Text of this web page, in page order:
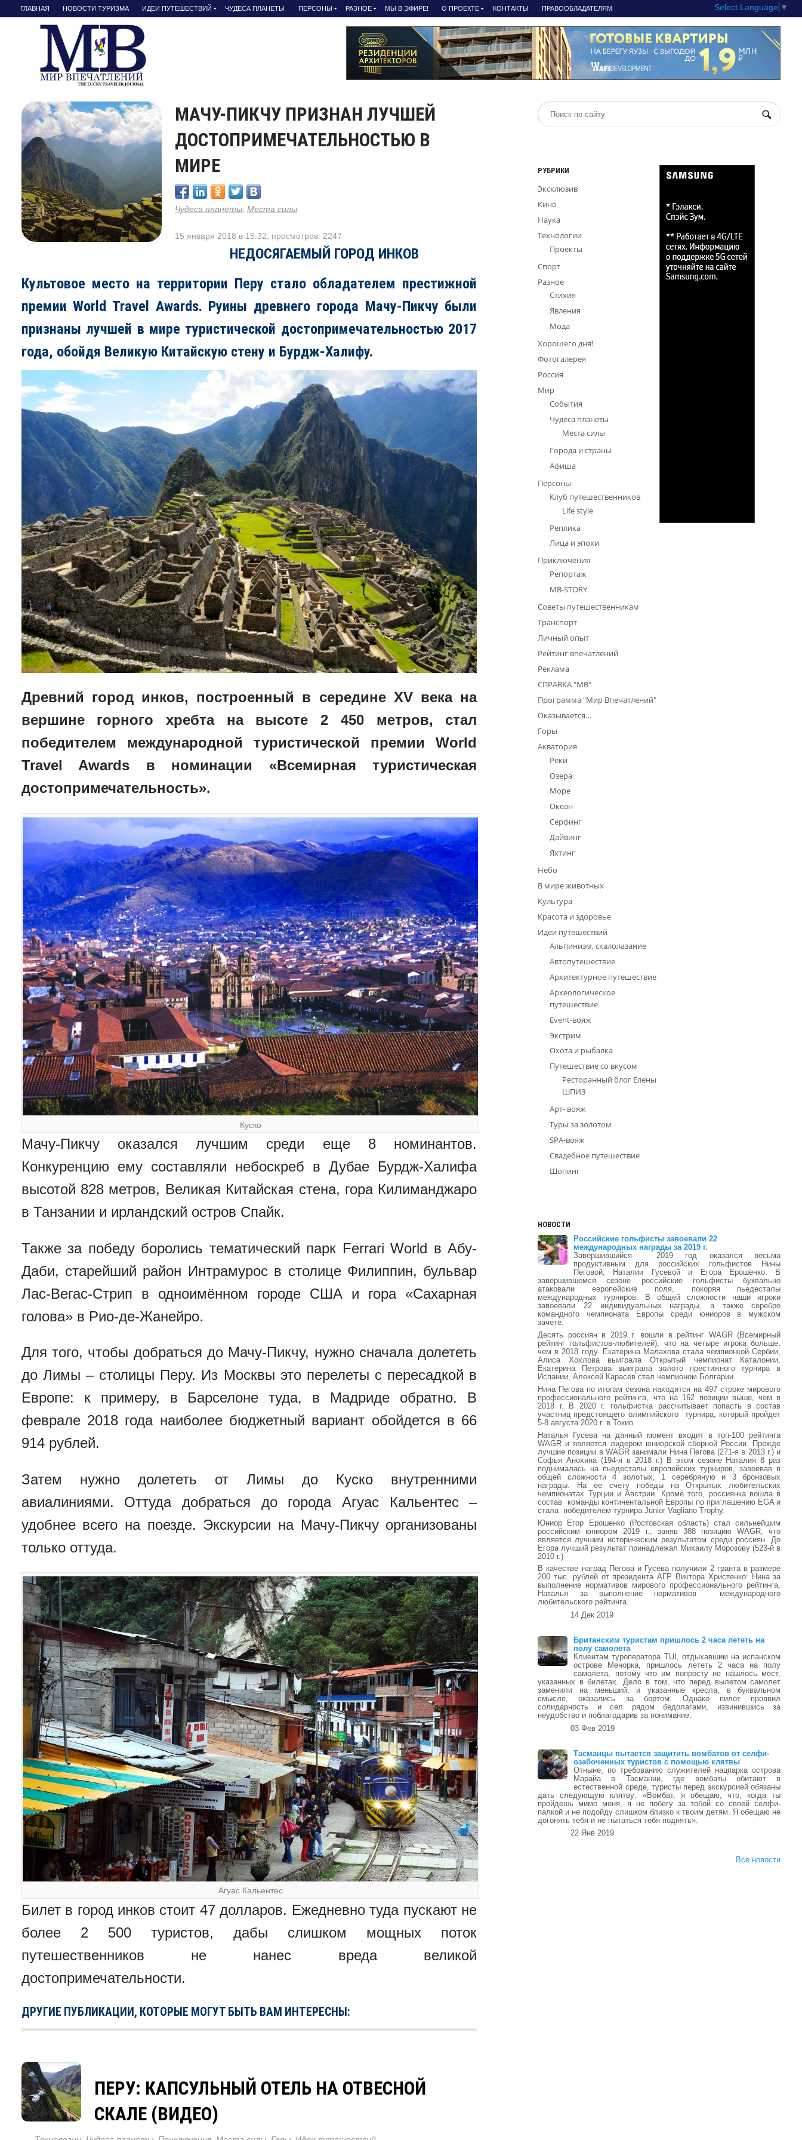
ГЛАВНАЯ НОВОСТИ ТУРИЗМА ИДЕИ ПУТЕШЕСТВИЙ ЧУДЕСА ПЛАНЕТЫ ПЕРСОНЫ РАЗНОЕ МЫ В ЭФИРЕ! О ПРОЕКТЕ КОНТАКТЫ ПРАВООБЛАДАТЕЛЯМ Select Language ▼
МАЧУ-ПИКЧУ ПРИЗНАН ЛУЧШЕЙ
ДОСТОПРИМЕЧАТЕЛЬНОСТЬЮ В
МИРЕ
Чудеса планеты ,Места силы
15 января 2018 в 15:32, просмотров: 2247
НЕДОСЯГАЕМЫЙ ГОРОД ИНКОВ
Культовое место на территории Перу стало обладателем престижной
премии World Travel Awards. Руины древнего города Мачу-Пикчу были
признаны лучшей в мире туристической достопримечательностью 2017
года, обойдя Великую Китайскую стену и Бурдж-Халифу.
Древний город инков, построенный в середине XV века на
вершине горного хребта на высоте 2 450 метров, стал
победителем международной туристической премии World
Travel Awards в номинации «Всемирная туристическая
достопримечательность».
Куско
Мачу-Пикчу оказался лучшим среди еще 8 номинантов.
Конкуренцию ему составляли небоскреб в Дубае Бурдж-Халифа
высотой 828 метров, Великая Китайская стена, гора Килиманджаро
в Танзании и ирландский остров Спайк.
Также за победу боролись тематический парк Ferrari World в Абу-
Даби, старейший район Интрамурос в столице Филиппин, бульвар
Лас-Вегас-Стрип в одноимённом городе США и гора «Сахарная
голова» в Рио-де-Жанейро.
Для того, чтобы добраться до Мачу-Пикчу, нужно сначала долететь
до Лимы – столицы Перу. Из Москвы это перелеты с пересадкой в
Европе: к примеру, в Барселоне туда, в Мадриде обратно. В
феврале 2018 года наиболее бюджетный вариант обойдется в 66
914 рублей.
Затем нужно долететь от Лимы до Куско внутренними
авиалиниями. Оттуда добраться до города Агуас Кальентес –
удобнее всего на поезде. Экскурсии на Мачу-Пикчу организованы
только оттуда.
Агуас Кальентес
Билет в город инков стоит 47 долларов. Ежедневно туда пускают не
более 2 500 туристов, дабы слишком мощных поток
путешественников не нанес вреда великой
достопримечательности.
ДРУГИЕ ПУБЛИКАЦИИ, КОТОРЫЕ МОГУТ БЫТЬ ВАМ ИНТЕРЕСНЫ:
ПЕРУ: КАПСУЛЬНЫЙ ОТЕЛЬ НА ОТВЕСНОЙ
СКАЛЕ (ВИДЕО)
РУБРИКИ
Эксклюзив
Кино
Наука
Технологии
Проекты
Спорт
Разное
Стихия
Явления
Мода
Хорошего дня!
Фотогалерея
Россия
Мир
События
Чудеса планеты
Места силы
Города и страны
Афиша
Персоны
Клуб путешественников
Life style
Реплика
Лица и эпохи
Приключения
Репортаж
МВ-STORY
Советы путешественникам
Транспорт
Личный опыт
Рейтинг впечатлений
Реклама
СПРАВКА "МВ"
Программа "Мир Впечатлений"
Оказывается…
Горы
Акватория
Реки
Озера
Море
Океан
Серфинг
Дайвинг
Яхтинг
Небо
В мире животных
Культура
Красота и здоровье
Идеи путешествий
Альпинизм, скалолазание
Автопутешествие
Архитектурное путешествие
Археологическое
путешествие
Event-вояж
Экстрим
Охота и рыбалка
Путешествие со вкусом
Ресторанный блог Елены
ШПИЗ
Арт- вояж
Туры за золотом
SPA-вояж
Свадебное путешествие
Шопинг
НОВОСТИ
Российские гольфисты завоевали 22
международных награды за 2019 г.
Завершившийся 2019 год оказался весьма
продуктивным для российских гольфистов Нины
Пеговой, Наталии Гусевой и Егора Ерошенко. В
завершившемся сезоне российские гольфисты буквально
атаковали европейские поля, покоряя пьедесталы
международных турниров. В общей сложности наши игроки
завоевали 22 индивидуальных награды, а также серебро
командного чемпионата Европы среди юниоров в мужском
зачете.
Десять россиян в 2019 г. вошли в рейтинг WAGR (Всемирный
рейтинг гольфистов-любителей), что на четыре игрока больше,
чем в 2018 году. Екатерина Малахова стала чемпионкой Сербии,
Алиса Хохлова выиграла Открытый чемпионат Каталонии,
Екатерина Петрова выиграла золото престижного турнира в
Испании, Алексей Карасев стал чемпионом Болгарии.
Нина Пегова по итогам сезона находится на 497 строке мирового
профессионального рейтинга, что на 162 позиции выше, чем в
2018 г. В 2020 г. гольфистка рассчитывает попасть в состав
участниц предстоящего олимпийского турнира, который пройдет
5-8 августа 2020 г. в Токио.
Наталья Гусева на данный момент входит в топ-100 рейтинга
WAGR и является лидером юниорской сборной России. Прежде
лучшие позиции в WAGR занимали Нина Пегова (271-я в 2013 г.) и
Софья Анохина (194-я в 2018 г.) В этом сезоне Наталия 8 раз
поднималась на пьедесталы европейских турниров, завоевав в
общей сложности 4 золотых, 1 серебряную и 3 бронзовых
награды. На ее счету победы на Открытых любительских
чемпионатах Турции и Австрии. Кроме того, россиянка вошла в
состав команды континентальной Европы по приглашению EGA и
стала победителем турнира Junior Vagliano Trophy.
Юниор Егор Ерошенко (Ростовская область) стал сильнейшим
российским юниором 2019 г., заняв 388 позицию WAGR, что
является лучшим историческим результатом среди россиян. До
Егора лучший результат принадлежал Михаилу Морозову (523-й в
2010 г.)
В качестве наград Пегова и Гусева получили 2 гранта в размере
200 тыс. рублей от президента АГР Виктора Христенко: Нина за
выполнение нормативов мирового профессионального рейтинга,
Наталья за выполнение нормативов международного
любительского рейтинга.
14 Дек 2019
Британским туристам пришлось 2 часа лететь на
полу самолета
Клиентам туроператора TUI, отдыхавшим на испанском
острове Менорка, пришлось лететь 2 часа на полу
самолета, потому что им попросту не нашлось мест,
указанных в билетах. Дело в том, что перед вылетом самолет
заменили на меньший, и указанные кресла, в буквальном
смысле, оказались за бортом. Однако пилот проявил
солидарность и сел рядом бедолагами, извинившись за
неудобство и поблагодарив за понимание.
03 Фев 2019
Тасманцы пытается защитить вомбатов от селфи-
озабоченных туристов с помощью клятвы
Отныне, по требованию служителей нацпарка острова
Марайа в Тасмании, где вомбаты обитают в
естественной среде, туристы перед экскурсией обязаны
дать следующую клятву: «Вомбат, я обещаю, что, когда ты
пройдешь мимо меня, я не побегу за тобой со своей селфи-
палкой и не подойду слишком близко к твоим детям. Я обещаю не
догонять тебя и не пытаться тебя поднять».
22 Янв 2019
Все новости